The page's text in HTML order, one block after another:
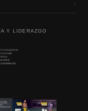
›
Y LIDERAZGO